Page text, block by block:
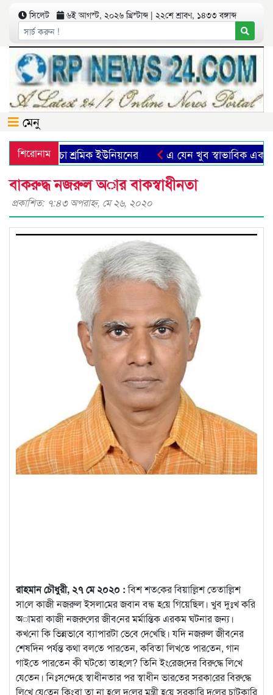
সিলেট ৬ই আগস্ট, ২০২৬ খ্রিস্টাব্দ | ২২শে শ্রাবণ, ১৪৩৩ বঙ্গাব্দ
মেনু
শিরোনাম
দাবী চা শ্রমিক ইউনিয়নের এ যেন খুব স্বাভাবিক এক
বাকরুদ্ধ নজরুল অার বাকস্বাধীনতা
প্রকাশিত: ৭:৪৩ অপরাহ্ণ, মে ২৬, ২০২০
রাহমান চৌধুরী, ২৭ মে ২০২০ :বিশ শত‌কের বিয়া‌ল্লিশ তেতা‌ল্লিশ
সা‌লে কাজী নজরুল ইসলা‌মের জবান বন্ধ হ‌য়ে গিয়ে‌ছিল। খুব দুঃখ ক‌রি
অামরা কাজীনজরু‌লের জীব‌নের মর্মা‌ন্তিক এরকম ঘটনার জন্য।
কখ‌নো কি ভিন্নভা‌বে ব্যাপারটা ভে‌বে দে‌খে‌ছি। য‌দি নজরুল জীব‌নের
শেষ‌দিন পর্যন্ত কথা বল‌তে পার‌তেন, ক‌বিতা‌ ‌লিখ‌তে পার‌তেন, গান
গাই‌তে পার‌তেন কী ঘট‌তো তাহ‌লে? তি‌নি ইং‌রেজ‌দের বিরু‌দ্ধে ‌লি‌খে
যে‌তেন। নিঃস‌ন্দে‌হে স্বাধীনতার পর স্বাধীন ভার‌তের সরকা‌রের ‌বিরু‌দ্ধে
লি‌খে যে‌তেন ‌কিংবা তা না হ‌লে দ‌লের মন্ত্রী হ‌য়ে সরকা‌রি দ‌লের চাটুকা‌রি